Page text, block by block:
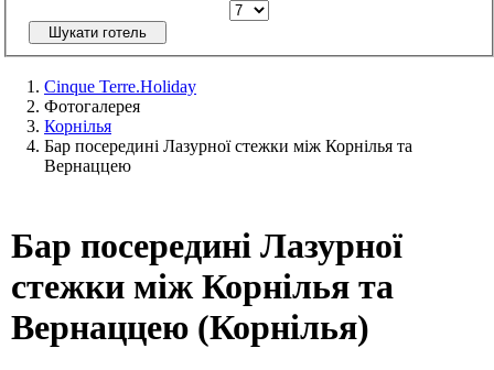
Шукати готель
Cinque Terre.Holiday
Фотогалерея
Корнілья
Бар посередині Лазурної стежки між Корнілья та
Вернаццею
Бар посередині Лазурної
стежки між Корнілья та
Вернаццею (Корнілья)